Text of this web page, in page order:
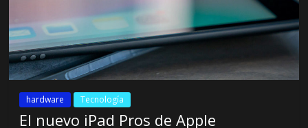
hardware Tecnología
El nuevo iPad Pros de Apple